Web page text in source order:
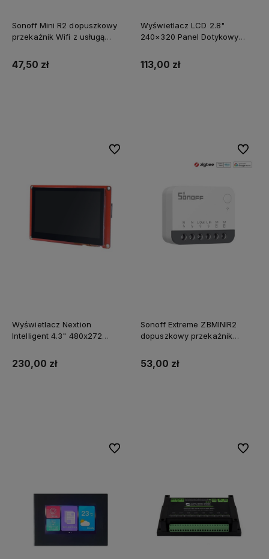
Sonoff Mini R2 dopuszkowy
przekaźnik Wifi z usługą
SUPLA
47,50 zł
Wyświetlacz LCD 2.8"
240×320 Panel Dotykowy
113,00 zł
Wyświetlacz Nextion
Intelligent 4.3" 480x272
pojemnościowy panel
dotykowy
230,00 zł
Do ulubionych
Sonoff Extreme ZBMINIR2
dopuszkowy przekaźnik
router Zigbee
53,00 zł
Do
Do ulubionych Do